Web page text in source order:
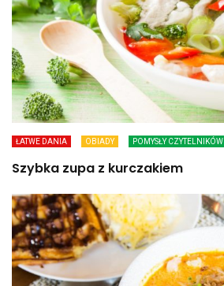
ŁATWE DANIA OBIADY POMYSŁY CZYTELNIKÓW
Szybka zupa z kurczakiem